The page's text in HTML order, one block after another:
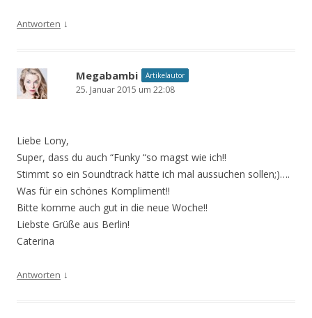
Antworten ↓
Megabambi Artikelautor
25. Januar 2015 um 22:08
Liebe Lony,
Super, dass du auch “Funky “so magst wie ich!!
Stimmt so ein Soundtrack hätte ich mal aussuchen sollen;)….
Was für ein schönes Kompliment!!
Bitte komme auch gut in die neue Woche!!
Liebste Grüße aus Berlin!
Caterina
Antworten ↓